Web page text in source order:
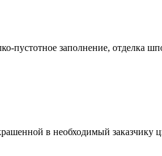
пустотное заполнение, отделка
в необходимый заказчику